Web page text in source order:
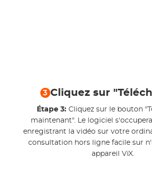
3 Cliquez sur
Étape 3: Cliquez sur le bouton
maintenant". Le logiciel
enregistrant la vidéo sur votre
consultation hors ligne facile sur
appareil ViX.